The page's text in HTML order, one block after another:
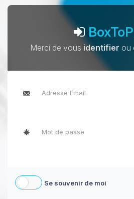
Merci de vous identifier ou
Se souvenir de moi